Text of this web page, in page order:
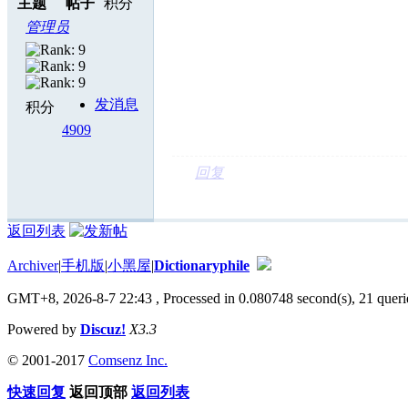
管理员
积分
4909
发消息
回复
返回列表
Archiver|手机版|小黑屋|Dictionaryphile
GMT+8, 2026-8-7 22:43 , Processed in 0.080748 second(s), 21
Powered by Discuz! X3.3
© 2001-2017 Comsenz Inc.
快速回复 返回顶部 返回列表